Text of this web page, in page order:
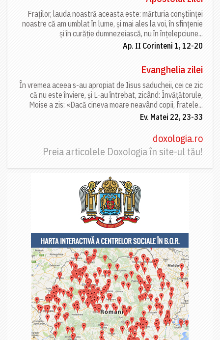
Fraților, lauda noastră aceasta este: mărturia conștiinței
noastre că am umblat în lume, și mai ales la voi, în sfințenie
și în curăție dumnezeiască, nu în înțelepciune...
Ap. II Corinteni 1, 12-20
Evanghelia zilei
În vremea aceea s-au apropiat de Iisus saducheii, cei ce zic
că nu este înviere, și L-au întrebat, zicând: Învățătorule,
Moise a zis: «Dacă cineva moare neavând copii, fratele...
Ev. Matei 22, 23-33
doxologia.ro
Preia articolele Doxologia în site-ul tău!